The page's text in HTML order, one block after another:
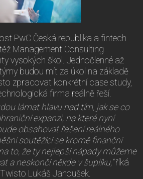
PwC Česká republika a fintech
Management Consulting
vysokých škol. Jednočlenné až
budou mít za úkol na základě
zpracovat konkrétní case study,
firma reálně řeší.
lámat hlavu nad tím, jak se co
expanzi, na které nyní
obsahovat řešení reálného
soutěžící se kromě finanční
to, že ty nejlepší nápady můžeme
a neskončí někde v šuplíku,”říká
Lukáš Janoušek.